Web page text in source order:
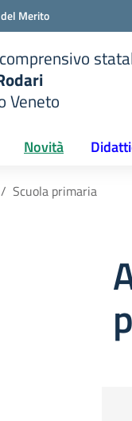
Merito
Veneto
Novità
Scuola primaria